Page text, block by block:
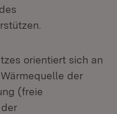
orientiert sich an
der
(freie